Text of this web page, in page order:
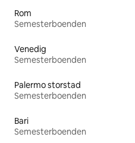
Rom
Semesterboenden
Venedig
Semesterboenden
Palermo storstad
Semesterboenden
Bari
Semesterboenden